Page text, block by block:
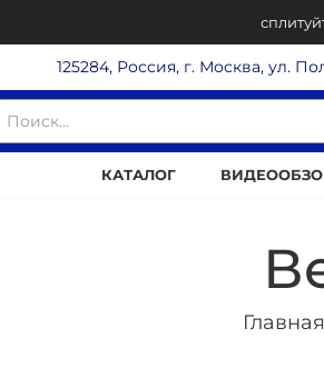
125284, Россия, г. Москва, ул.
КАТАЛОГ
Главная